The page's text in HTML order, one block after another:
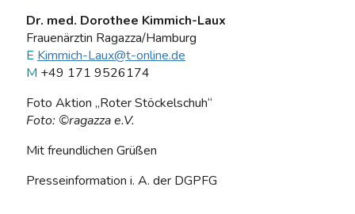
Dr. med. Dorothee Kimmich-Laux
Frauenärztin Ragazza/Hamburg
E Kimmich-Laux@t-online.de
M +49 171 9526174
Foto Aktion „Roter Stöckelschuh“
Foto: ©ragazza e.V.
Mit freundlichen Grüßen
Presseinformation i. A. der DGPFG